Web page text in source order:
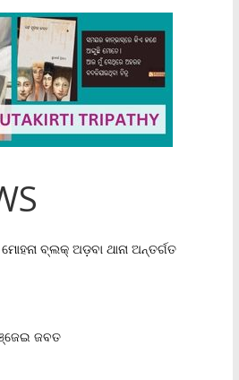
ବ୍ଲକ୍‌ ଅଡ଼ବା ଥାନା ଅନ୍ତର୍ଗତ
ଜବତ